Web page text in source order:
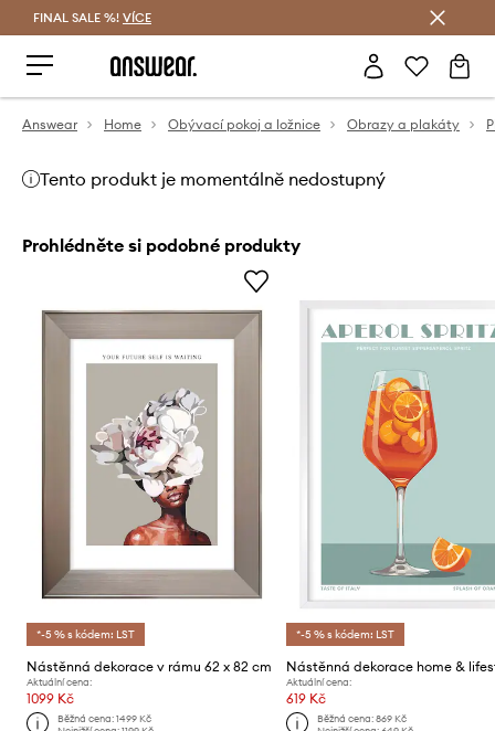
FINAL SALE %! VÍCE
Answear Home Obývací pokoj a ložnice Obrazy a plakáty
Tento produkt je momentálně nedostupný
Prohlédněte si podobné produkty
*-5 % s kódem: LST
Nástěnná dekorace v rámu 62 x 82 cm
Aktuální cena:
1099 Kč
Běžná cena:1499 Kč
*-5 % s kódem: LST
Aktuální cena:
619 Kč
Běžná cena: 869 Kč